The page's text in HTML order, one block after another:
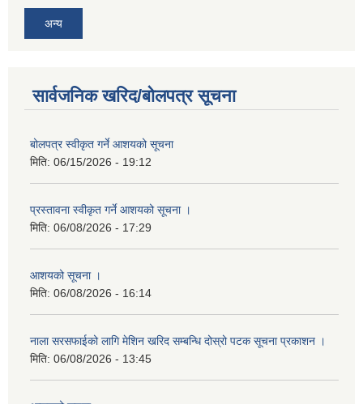
अन्य
सार्वजनिक खरिद/बोलपत्र सूचना
बोलपत्र स्वीकृत गर्ने आशयको सूचना
मिति: 06/15/2026 - 19:12
प्रस्तावना स्वीकृत गर्ने आशयको सूचना ।
मिति: 06/08/2026 - 17:29
आशयको सूचना ।
मिति: 06/08/2026 - 16:14
नाला सरसफाईको लागि मेशिन खरिद सम्बन्धि दोस्रो पटक सूचना प्रकाशन ।
मिति: 06/08/2026 - 13:45